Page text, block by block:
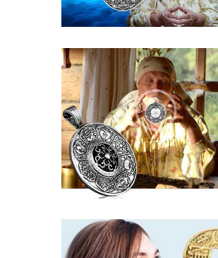
ОТЗЫВ ОБ АМУЛЕТЕ
ИСТОРИЯ МАТИЛЬДЫ
ОТЗЫВ ОБ АМУЛЕТЕ
ИСТОРИЯ СТЕПАНА